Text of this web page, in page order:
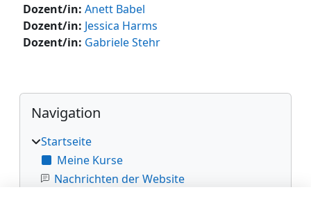
Dozent/in: Anett Babel
Dozent/in: Jessica Harms
Dozent/in: Gabriele Stehr
Blöcke
Navigation überspringen
Navigation
Startseite
Meine Kurse
Nachrichten der Website